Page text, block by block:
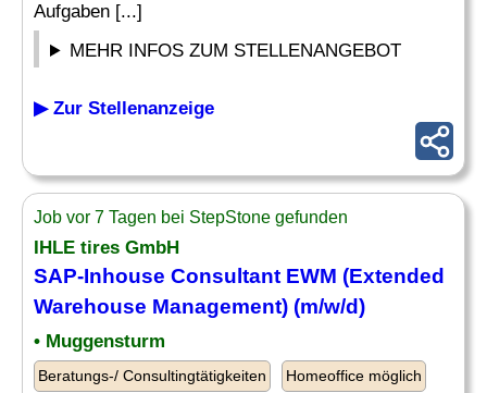
Aufgaben [...]
MEHR INFOS ZUM STELLENANGEBOT
▶ Zur Stellenanzeige
Job vor 7 Tagen bei StepStone gefunden
IHLE tires GmbH
SAP-Inhouse Consultant EWM (Extended
Warehouse Management) (m/w/d)
• Muggensturm
Beratungs-/ Consultingtätigkeiten Homeoffice möglich